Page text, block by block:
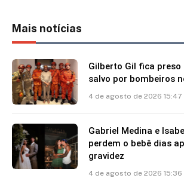
Mais notícias
Gilberto Gil fica preso
salvo por bombeiros
4 de agosto de 2026 15:47
Gabriel Medina e
perdem o bebê dias
gravidez
4 de agosto de 2026 15:36